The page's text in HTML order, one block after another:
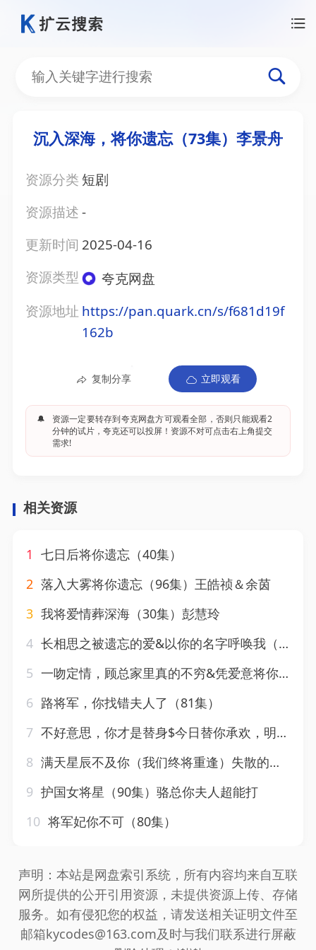
沉入深海，将你遗忘（73集）李景舟
资源分类 短剧
资源描述-
更新时间 2025-04-16
资源类型
夸克网盘
资源地址 https://pan.quark.cn/s/f681d19f
162b
复制分享 立即观看
🔔
资源一定要转存到夸克网盘方可观看全部，否则只能观看2
分钟的试片，夸克还可以投屏！资源不对可点击右上角提交
需求!
相关资源
1 七日后将你遗忘（40集）
2 落入大雾将你遗忘（96集）王皓祯＆余茵
3 我将爱情葬深海（30集）彭慧玲
4 长相思之被遗忘的爱&以你的名字呼唤我（70集）常丹丹
5 一吻定情，顾总家里真的不穷&凭爱意将你私有（66集）
6 路将军，你找错夫人了（81集）
7 不好意思，你才是替身$今日替你承欢，明日将你取代（31集）
8 满天星辰不及你（我们终将重逢）失散的十二年冬夏（91集）
9 护国女将星（90集）骆总你夫人超能打
10 将军妃你不可（80集）
声明：本站是网盘索引系统，所有内容均来自互联
网所提供的公开引用资源，未提供资源上传、存储
服务。如有侵犯您的权益，请发送相关证明文件至
邮箱kycodes@163.com及时与我们联系进行屏蔽